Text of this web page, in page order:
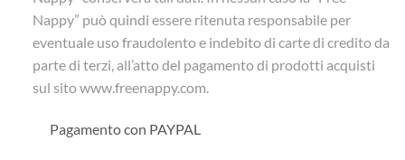
Nappy” può quindi essere ritenuta responsabile per
eventuale uso fraudolento e indebito di carte di credito da
parte di terzi, all’atto del pagamento di prodotti acquisti
sul sito www.freenappy.com.
Pagamento con PAYPAL